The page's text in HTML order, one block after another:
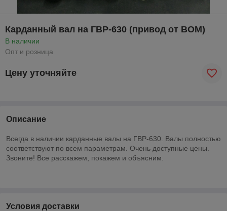
Карданный вал на ГВР-630 (привод от ВОМ)
В наличии
Опт и розница
Цену уточняйте
Описание
Всегда в наличии карданные валы на ГВР-630. Валы полностью
соответствуют по всем параметрам. Очень доступные цены.
Звоните! Все расскажем, покажем и объясним.
Условия доставки